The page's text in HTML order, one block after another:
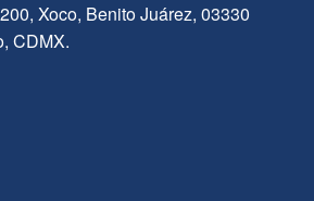
Xoco, Benito Juárez, 03330
CDMX.